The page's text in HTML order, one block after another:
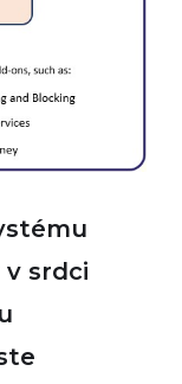
srdci